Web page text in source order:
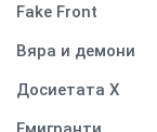
Fake Front
Вяра и демони
Досиетата Х